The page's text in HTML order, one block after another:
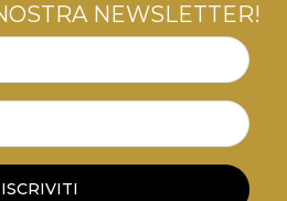
NEWSLETTER!
ISCRIVITI